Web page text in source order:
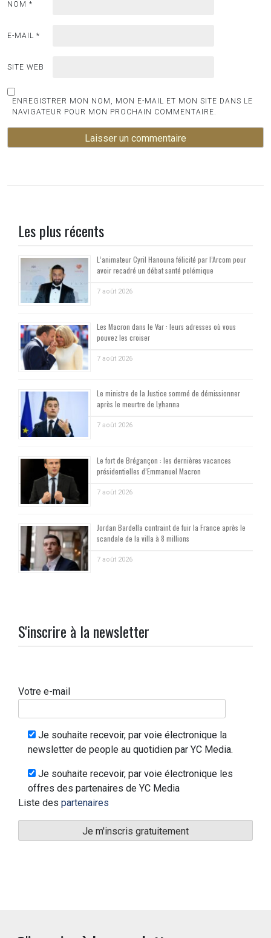
NOM *
E-MAIL *
SITE WEB
ENREGISTRER MON NOM, MON E-MAIL ET MON SITE DANS LE
NAVIGATEUR POUR MON PROCHAIN COMMENTAIRE.
Les plus récents
L’animateur Cyril Hanouna félicité par l’Arcom pour
avoir recadré un débat santé polémique
7 août 2026
Les Macron dans le Var : leurs adresses où vous
pouvez les croiser
7 août 2026
Le ministre de la Justice sommé de démissionner
après le meurtre de Lyhanna
7 août 2026
Le fort de Brégançon : les dernières vacances
présidentielles d’Emmanuel Macron
7 août 2026
Jordan Bardella contraint de fuir la France après le
scandale de la villa à 8 millions
7 août 2026
S'inscrire à la newsletter
Votre e-mail
Je souhaite recevoir, par voie électronique la
newsletter de people au quotidien par YC Media.
Je souhaite recevoir, par voie électronique les
offres des partenaires de YC Media
Liste des partenaires